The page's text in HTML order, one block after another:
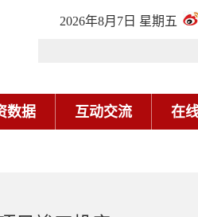
2026年8月7日 星期五
数据 互动交流 在